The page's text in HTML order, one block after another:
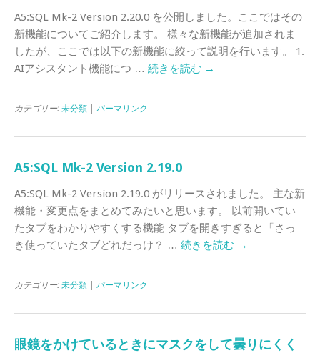
A5:SQL Mk-2 Version 2.20.0 を公開しました。ここではその
新機能についてご紹介します。 様々な新機能が追加されま
したが、ここでは以下の新機能に絞って説明を行います。 1.
AIアシスタント機能につ … 続きを読む →
カテゴリー: 未分類 パーマリンク
A5:SQL Mk-2 Version 2.19.0
A5:SQL Mk-2 Version 2.19.0 がリリースされました。 主な新
機能・変更点をまとめてみたいと思います。 以前開いてい
たタブをわかりやすくする機能 タブを開きすぎると「さっ
き使っていたタブどれだっけ？ … 続きを読む →
カテゴリー: 未分類 パーマリンク
眼鏡をかけているときにマスクをして曇りにくく